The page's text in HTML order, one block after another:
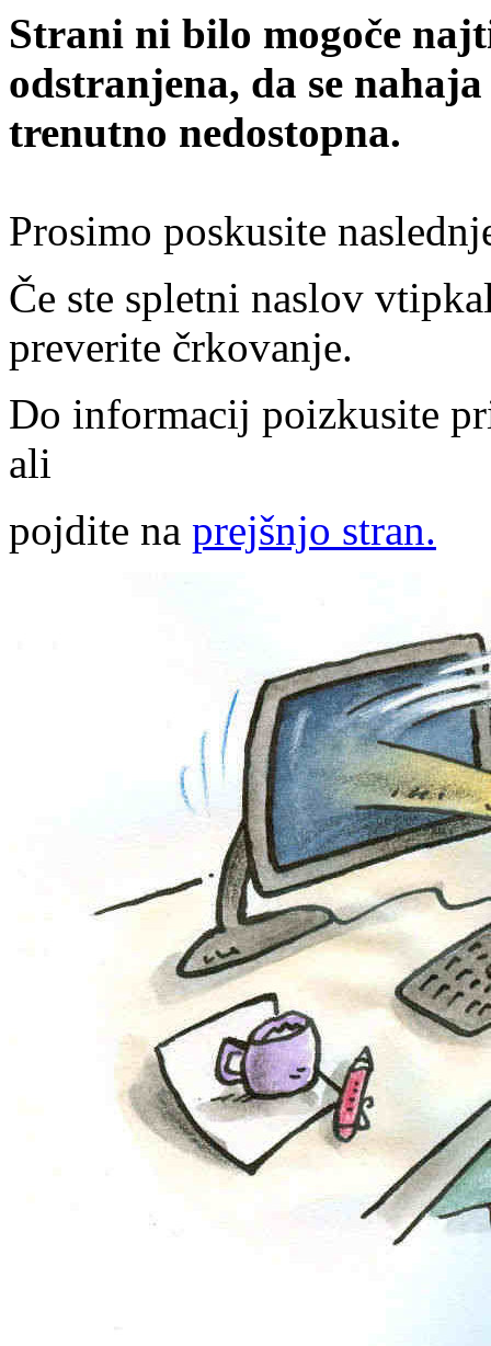
Strani ni bilo mogoče
odstranjena, da se
trenutno nedostopna.
Prosimo poskusite
Če ste spletni naslov
preverite črkovanje.
Do informacij poizkusite
ali
pojdite na prejšnjo stran.